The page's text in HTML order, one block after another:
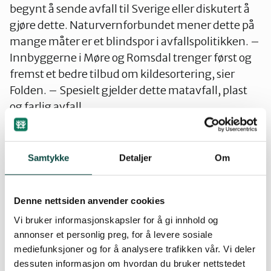
Samtykke Detaljer Om
Denne nettsiden anvender cookies
Vi bruker informasjonskapsler for å gi innhold og
annonser et personlig preg, for å levere sosiale
mediefunksjoner og for å analysere trafikken vår. Vi deler
dessuten informasjon om hvordan du bruker nettstedet
begynt å sende avfall til Sverige eller diskutert å
gjøre dette. Naturvernforbundet mener dette på
mange måter er et blindspor i avfallspolitikken. –
Innbyggerne i Møre og Romsdal trenger først og
fremst et bedre tilbud om kildesortering, sier
Folden. – Spesielt gjelder dette matavfall, plast
og farlig avfall.
Ordningene varierer litt i kommunene, men
utenom Romsdal er situasjonen spesielt dårlig når
det gjelder matavfall. – Informasjonen til
kildesortering og leveringsordninger for farlig
avfall bør også forbedres, mener Folden.
– Enkelte vil hevde at økte svenske avgifter vil gi